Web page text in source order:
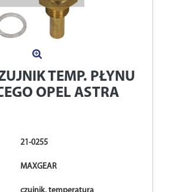
TEMP. PŁYNU
OPEL ASTRA
21-0255
MAXGEAR